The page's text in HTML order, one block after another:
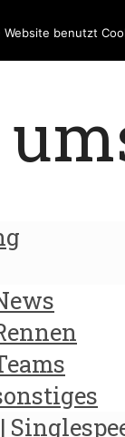
Website benutzt